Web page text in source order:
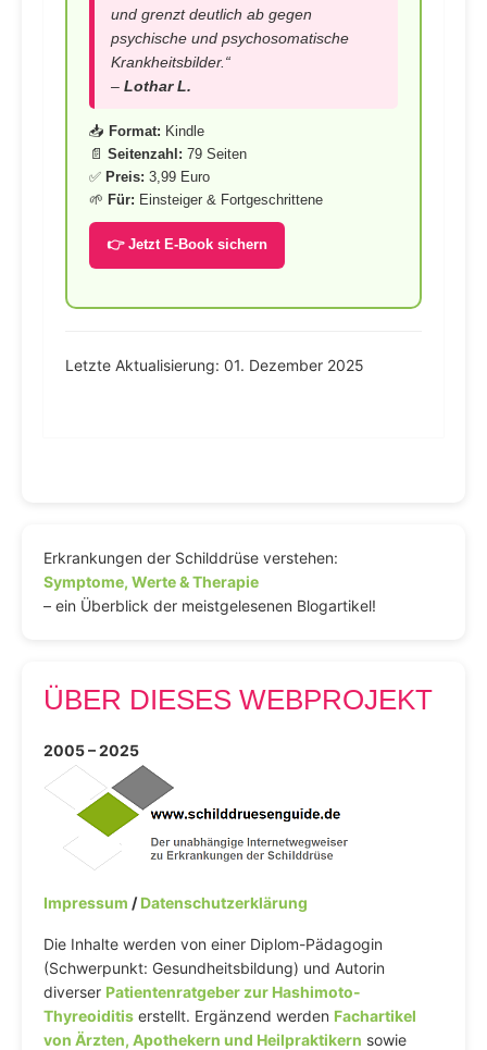
und grenzt deutlich ab gegen
psychische und psychosomatische
Krankheitsbilder.“
– Lothar L.
📥 Format: Kindle
📄 Seitenzahl: 79 Seiten
✅ Preis: 3,99 Euro
🌱 Für: Einsteiger & Fortgeschrittene
👉 Jetzt E-Book sichern
Letzte Aktualisierung: 01. Dezember 2025
Erkrankungen der Schilddrüse verstehen:
Symptome, Werte & Therapie
– ein Überblick der meistgelesenen Blogartikel!
ÜBER DIESES WEBPROJEKT
2005 – 2025
Impressum /Datenschutzerklärung
Die Inhalte werden von einer Diplom-Pädagogin
(Schwerpunkt: Gesundheitsbildung) und Autorin
diverser Patientenratgeber zur Hashimoto-
Thyreoiditis erstellt. Ergänzend werden Fachartikel
von Ärzten, Apothekern und Heilpraktikern sowie